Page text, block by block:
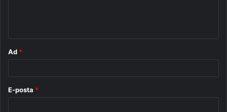
Ad *
E-posta *